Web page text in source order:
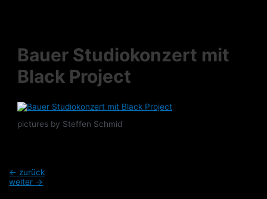
Bauer Studiokonzert mit
Black Project
pictures by Steffen Schmid
Beitragsnavigation
← zurück
weiter →